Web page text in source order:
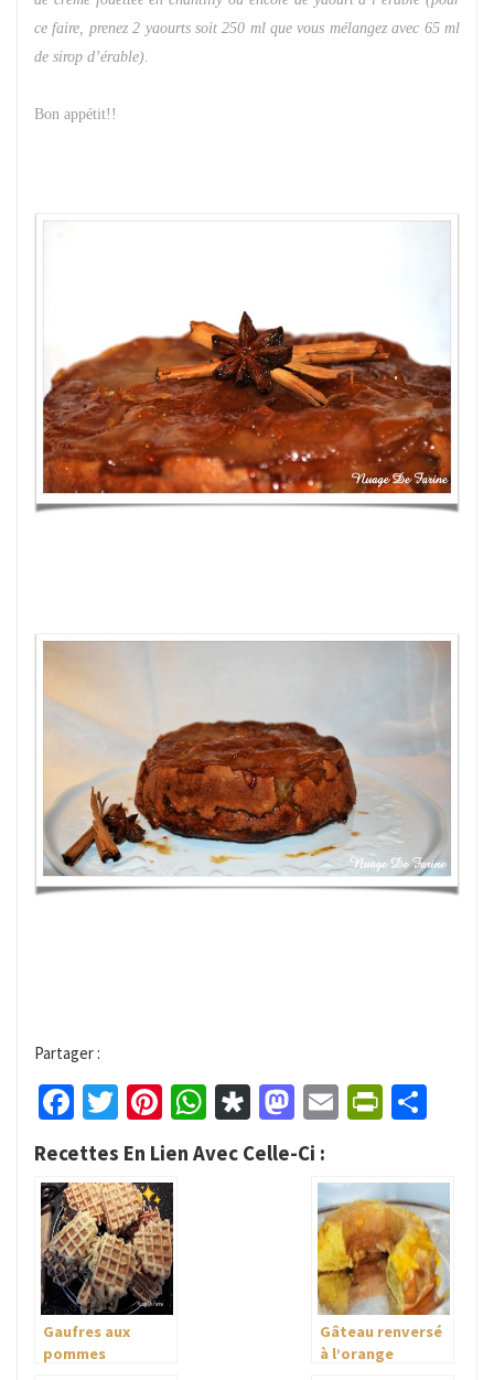
ce faire, prenez 2 yaourts soit 250 ml que vous mélangez avec 65 ml
de sirop d’érable).
Bon appétit!!
Partager :
Facebook
Twitter
Pinterest
WhatsApp
Diaspora
Mastodon
Email
Recettes En Lien Avec Celle-Ci :
Gaufres aux
pommes
Gâteau renversé
à l’orange